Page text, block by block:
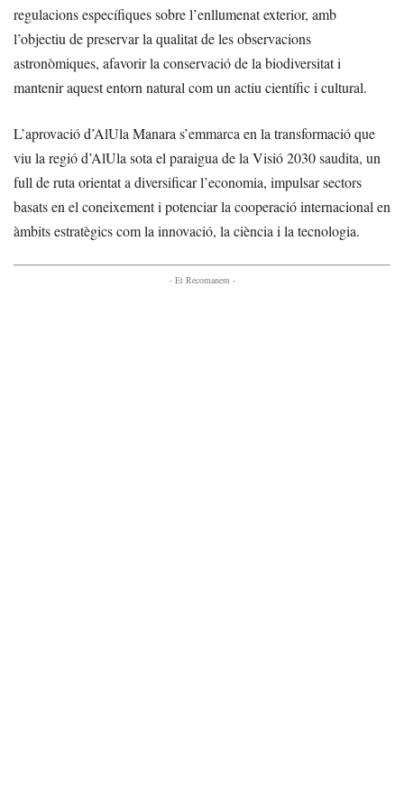
regulacions específiques sobre l’enllumenat exterior, amb
l’objectiu de preservar la qualitat de les observacions
astronòmiques, afavorir la conservació de la biodiversitat i
mantenir aquest entorn natural com un actiu científic i cultural.
L’aprovació d’AlUla Manara s’emmarca en la transformació que
viu la regió d’AlUla sota el paraigua de la Visió 2030 saudita, un
full de ruta orientat a diversificar l’economia, impulsar sectors
basats en el coneixement i potenciar la cooperació internacional en
àmbits estratègics com la innovació, la ciència i la tecnologia.
- Et Recomanem -